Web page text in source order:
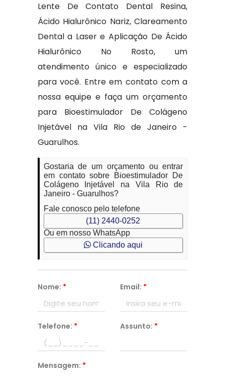
Lente De Contato Dental Resina,
Ácido Hialurônico Nariz, Clareamento
Dental a Laser e Aplicação De Ácido
Hialurônico No Rosto, um
atendimento único e especializado
para você. Entre em contato com a
nossa equipe e faça um orçamento
para Bioestimulador De Colágeno
Injetável na Vila Rio de Janeiro -
Guarulhos.
Gostaria de um orçamento ou entrar
em contato sobre Bioestimulador De
Colágeno Injetável na Vila Rio de
Janeiro - Guarulhos?
Fale conosco pelo telefone
(11) 2440-0252
Ou em nosso WhatsApp
Clicando aqui
Nome: * Email: *
Telefone: * Assunto: *
Mensagem: *